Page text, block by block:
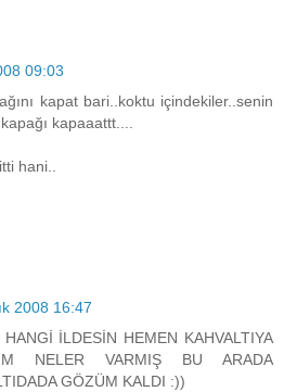
09:03
kapat bari..koktu içindekiler..senin
kapaaattt....
hani..
2008 16:47
İLDESİN HEMEN KAHVALTIYA
NELER VARMIŞ BU ARADA
GÖZÜM KALDI :))